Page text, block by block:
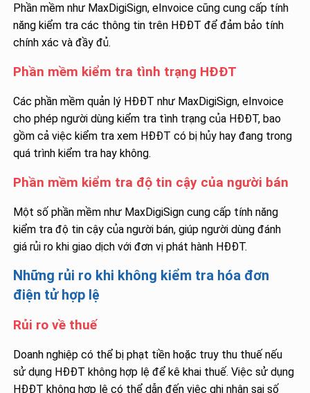
Phần mềm như MaxDigiSign, eInvoice cũng cung cấp tính
năng kiểm tra các thông tin trên HĐĐT để đảm bảo tính
chính xác và đầy đủ.
Phần mềm kiểm tra tình trạng HĐĐT
Các phần mềm quản lý HĐĐT như MaxDigiSign, eInvoice
cho phép người dùng kiểm tra tình trạng của HĐĐT, bao
gồm cả việc kiểm tra xem HĐĐT có bị hủy hay đang trong
quá trình kiểm tra hay không.
Phần mềm kiểm tra độ tin cậy của người bán
Một số phần mềm như MaxDigiSign cung cấp tính năng
kiểm tra độ tin cậy của người bán, giúp người dùng đánh
giá rủi ro khi giao dịch với đơn vị phát hành HĐĐT.
Những rủi ro khi không kiểm tra hóa đơn
điện tử hợp lệ
Rủi ro về thuế
Doanh nghiệp có thể bị phạt tiền hoặc truy thu thuế nếu
sử dụng HĐĐT không hợp lệ để kê khai thuế. Việc sử dụng
HĐĐT không hợp lệ có thể dẫn đến việc ghi nhận sai số